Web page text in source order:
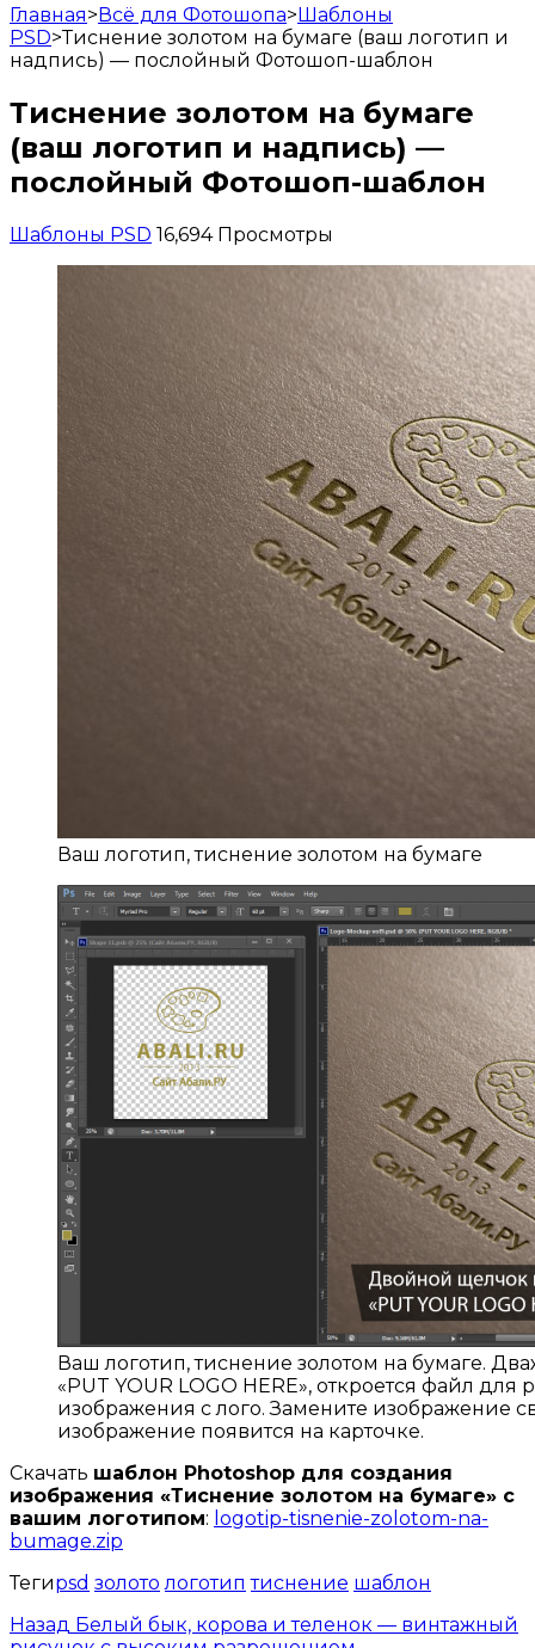
Главная>Всё для Фотошопа>Шаблоны
PSD>Тиснение золотом на бумаге (ваш логотип и
надпись) — послойный Фотошоп-шаблон
Тиснение золотом на бумаге
(ваш логотип и надпись) —
послойный Фотошоп-шаблон
Шаблоны PSD 16,694 Просмотры
Ваш логотип, тиснение золотом на бумаге
Ваш логотип, тиснение золотом на бумаге.
«PUT YOUR LOGO HERE», откроется файл для
изображения с лого. Замените изображение
изображение появится на карточке.
Скачать шаблон Photoshop для создания
изображения «Тиснение золотом на бумаге» с
вашим логотипом: logotip-tisnenie-zolotom-na-
bumage.zip
Тегиpsd золото логотип тиснение шаблон
Назад Белый бык, корова и теленок — винтажный